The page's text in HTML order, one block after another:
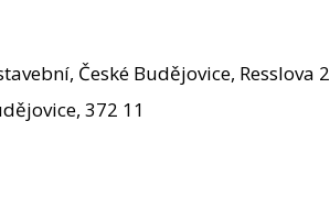
České Budějovice, Resslova 2
372 11